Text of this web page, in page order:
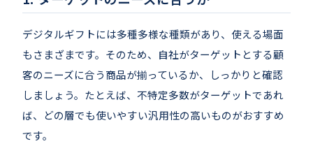
デジタルギフトには多種多様な種類があり、使える場面
もさまざまです。そのため、自社がターゲットとする顧
客のニーズに合う商品が揃っているか、しっかりと確認
しましょう。たとえば、不特定多数がターゲットであれ
ば、どの層でも使いやすい汎用性の高いものがおすすめ
です。